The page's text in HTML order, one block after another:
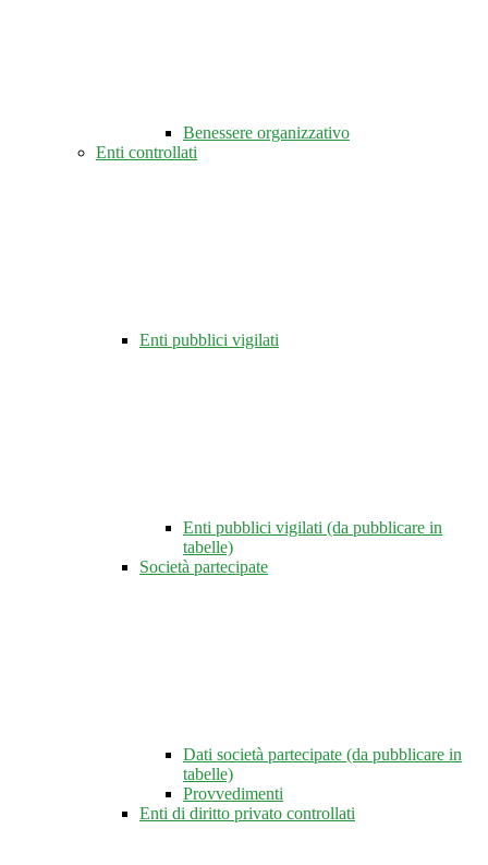
Benessere organizzativo
Enti controllati
Enti pubblici vigilati
Enti pubblici vigilati (da pubblicare in
tabelle)
Società partecipate
Dati società partecipate (da pubblicare in
tabelle)
Provvedimenti
Enti di diritto privato controllati